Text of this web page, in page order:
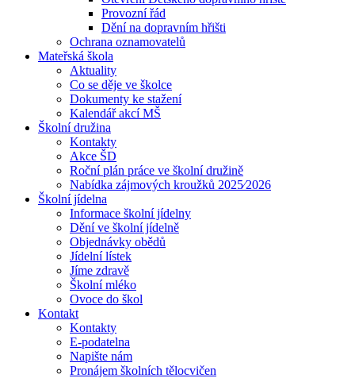
Provozní řád
Dění na dopravním hřišti
Ochrana oznamovatelů
Mateřská škola
Aktuality
Co se děje ve školce
Dokumenty ke stažení
Kalendář akcí MŠ
Školní družina
Kontakty
Akce ŠD
Roční plán práce ve školní družině
Nabídka zájmových kroužků 2025⁄2026
Školní jídelna
Informace školní jídelny
Dění ve školní jídelně
Objednávky obědů
Jídelní lístek
Jíme zdravě
Školní mléko
Ovoce do škol
Kontakt
Kontakty
E-podatelna
Napište nám
Pronájem školních tělocvičen